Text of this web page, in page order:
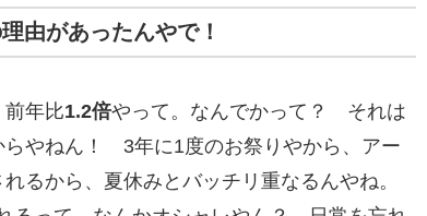
由があったんやで！
年比1.2倍やって。なんでかって？ それは
らやねん！ 3年に1度のお祭りやから、アー
るから、夏休みとバッチリ重なるんやね。